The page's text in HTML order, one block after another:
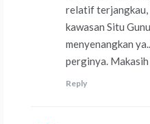
relatif terjangkau,
kawasan Situ
menyenangkan
perginya.
Reply